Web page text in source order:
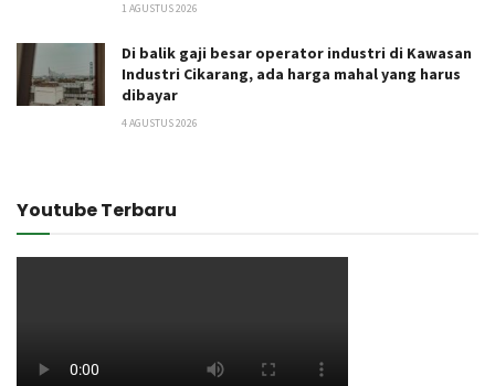
1 AGUSTUS 2026
Di balik gaji besar operator industri di Kawasan
Industri Cikarang, ada harga mahal yang harus
dibayar
4 AGUSTUS 2026
Youtube Terbaru